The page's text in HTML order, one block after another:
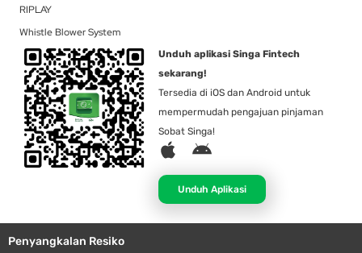
RIPLAY
Whistle Blower System
Unduh aplikasi Singa Fintech
sekarang!
Tersedia di iOS dan Android untuk
mempermudah pengajuan pinjaman
Sobat Singa!
A
p
l
e
A
d
r
o
Unduh Aplikasi
Penyangkalan Resiko